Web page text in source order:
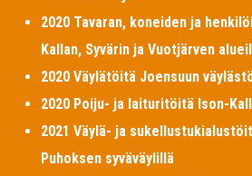
2020 Tavaran, koneiden ja
Kallan, Syvärin ja Vuotjärven
2020 Väylätöitä Joensuun
2020 Poiju- ja laituritöitä Ison-
2021 Väylä- ja
Puhoksen syväväylillä